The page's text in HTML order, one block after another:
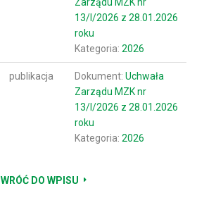
13/I/2026 z 28.01.2026
roku
Kategoria: 2026
publikacja Dokument: Uchwała
Zarządu MZK nr
13/I/2026 z 28.01.2026
roku
Kategoria: 2026
WRÓĆ DO WPISU